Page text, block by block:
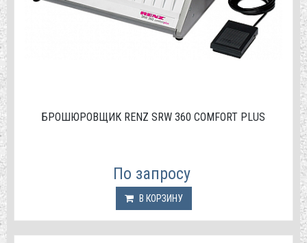
БРОШЮРОВЩИК RENZ SRW 360 СOMFORT PLUS
По запросу
В КОРЗИНУ